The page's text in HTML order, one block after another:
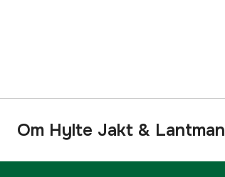
Om Hylte Jakt & Lantman